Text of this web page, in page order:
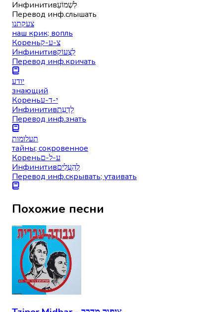
Инфинитивלִשְׁמוֹעַ
Перевод инф.слышать
צעקתנו
наш крик; вопль
Кореньצ-ע-ק
Инфинитивלִצְעוֹק
Перевод инф.кричать
יודע
знающий
Кореньי-ד-ע
Инфинитивלָדַעַת
Перевод инф.знать
תעלומות
тайны; сокровенное
Кореньע-ל-ם
Инфинитивלְהַעְלִים
Перевод инф.скрывать; утаивать
Похожие песни